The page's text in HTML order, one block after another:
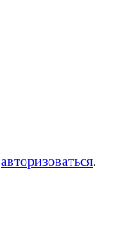
авторизоваться.